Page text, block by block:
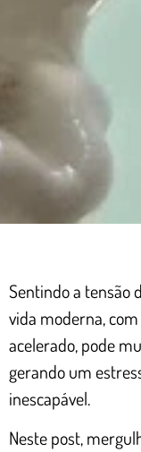
Sentindo a tensão
vida moderna,
acelerado, pode
gerando um
inescapável.
Neste post,